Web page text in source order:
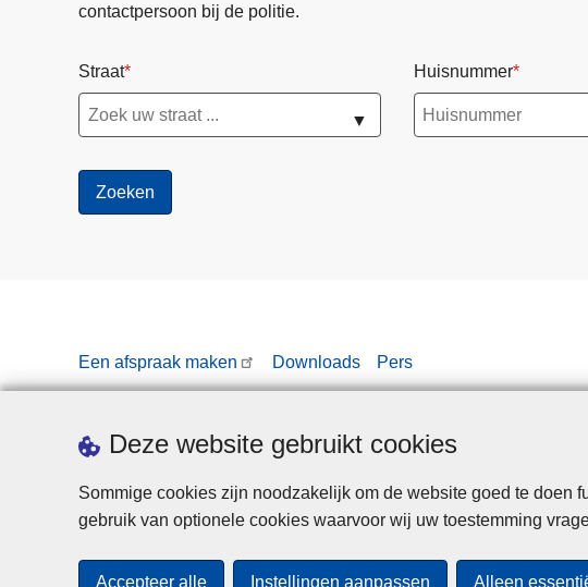
Deze website gebruikt cookies
Sommige cookies zijn noodzakelijk om de website goed te doen
gebruik van optionele cookies waarvoor wij uw toestemming
Accepteer alle Instellingen aanpassen Alleen
contactpersoon bij de politie.
Straat
▼
Huisnummer
Een afspraak maken Downloads Pers